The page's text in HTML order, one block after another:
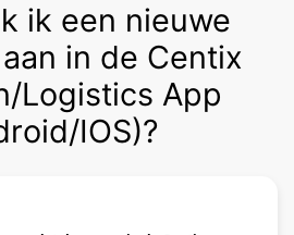
ik een nieuwe
in de Centix
Logistics App
IOS)?